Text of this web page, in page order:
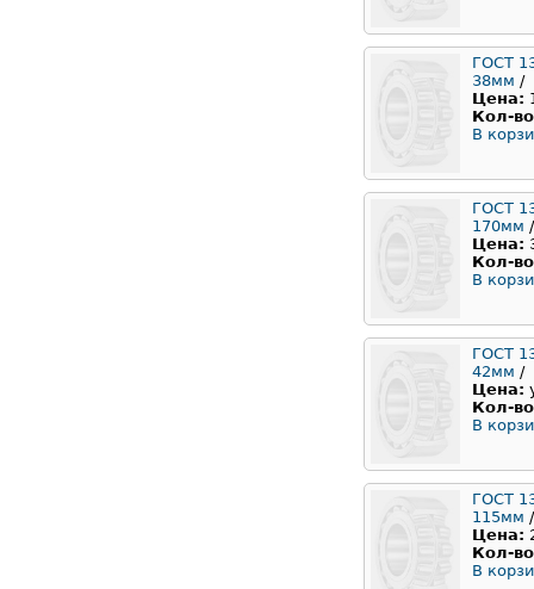
ГОСТ
38мм /
Цена:
Кол-
В
ГОСТ
170мм /
Цена:
Кол-
В
ГОСТ
42мм /
Цена:
Кол-
В
ГОСТ
115мм /
Цена:
Кол-
В